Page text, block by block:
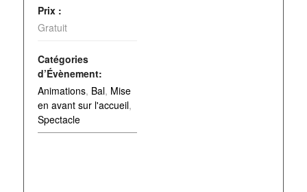
Prix :
Gratuit
Catégories
d’Évènement:
Animations, Bal, Mise
en avant sur l'accueil,
Spectacle